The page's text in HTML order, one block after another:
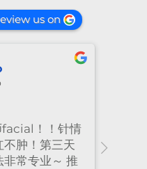
us on
！！针情
不肿！第三天
常专业～ 推